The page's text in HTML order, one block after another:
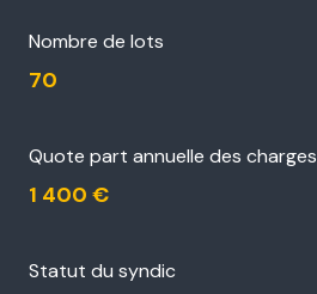
Nombre de lots
70
Quote part annuelle des charges
1 400 €
Statut du syndic